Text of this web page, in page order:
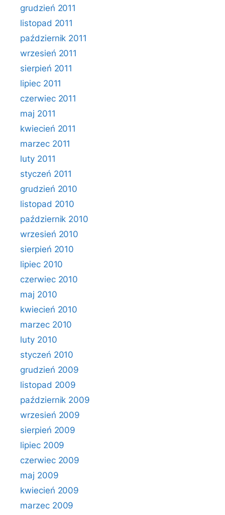
grudzień 2011
listopad 2011
październik 2011
wrzesień 2011
sierpień 2011
lipiec 2011
czerwiec 2011
maj 2011
kwiecień 2011
marzec 2011
luty 2011
styczeń 2011
grudzień 2010
listopad 2010
październik 2010
wrzesień 2010
sierpień 2010
lipiec 2010
czerwiec 2010
maj 2010
kwiecień 2010
marzec 2010
luty 2010
styczeń 2010
grudzień 2009
listopad 2009
październik 2009
wrzesień 2009
sierpień 2009
lipiec 2009
czerwiec 2009
maj 2009
kwiecień 2009
marzec 2009